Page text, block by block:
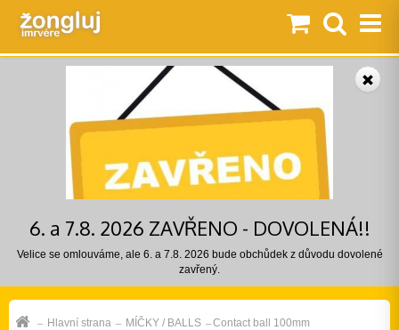
6. a 7.8. 2026 ZAVŘENO - DOVOLENÁ!!
Velice se omlouváme, ale 6. a 7.8. 2026 bude obchůdek z důvodu dovolené
zavřený.
Hlavní strana MÍČKY / BALLS Contact ball 100mm